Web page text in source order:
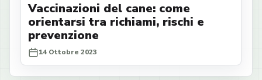
Vaccinazioni del cane: come
orientarsi tra richiami, rischi e
prevenzione
14 Ottobre 2023